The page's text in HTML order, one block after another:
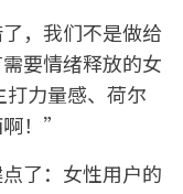
，我们不是做给
要情绪释放的女
力量感、荷尔
！”
了：女性用户的